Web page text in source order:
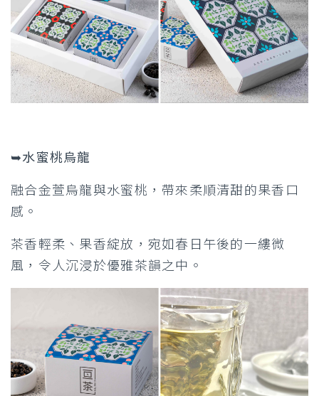
➥水蜜桃烏龍
融合金萱烏龍與水蜜桃，帶來柔順清甜的果香口
感。
茶香輕柔、果香綻放，宛如春日午後的一縷微
風，令人沉浸於優雅茶韻之中。